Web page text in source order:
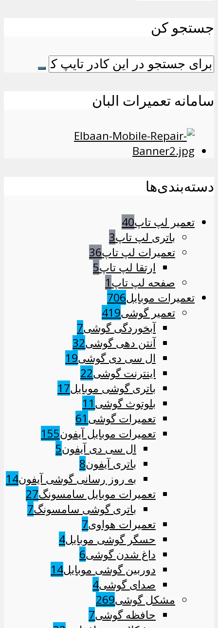
جستجو کن
سامانه تعمیرات البان
دسته‌بندی‌ها
تعمیر لپ تاپ40
باتری لپ تاپ3
تعمیرات لپ تاپ36
ارتقا لپ تاپ5
صفحه لپ تاپ1
تعمیرات موبایل706
تعمیر گوشی419
آبخوردگی گوشی7
آنتن دهی گوشی32
ال سی دی گوشی19
اینترنت گوشی22
باتری گوشی موبایل17
بلوتوث گوشی11
تعمیرات گوشی61
تعمیرات موبایل آیفون155
ال سی دی آیفون5
باتری آیفون8
به روز رسانی گوشی آیفون14
تعمیرات موبایل سامسونگ27
باتری گوشی سامسونگ7
تعمیرات هواوی7
حسگر گوشی موبایل4
داغ شدن گوشی6
دوربین گوشی موبایل14
صدای گوشی4
مشکل گوشی269
حافظه گوشی7